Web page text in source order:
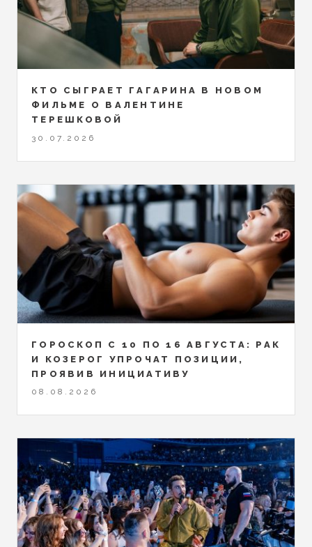
КТО СЫГРАЕТ ГАГАРИНА В НОВОМ
ФИЛЬМЕ О ВАЛЕНТИНЕ
ТЕРЕШКОВОЙ
30.07.2026
ГОРОСКОП С 10 ПО 16 АВГУСТА: РАК
И КОЗЕРОГ УПРОЧАТ ПОЗИЦИИ,
ПРОЯВИВ ИНИЦИАТИВУ
08.08.2026